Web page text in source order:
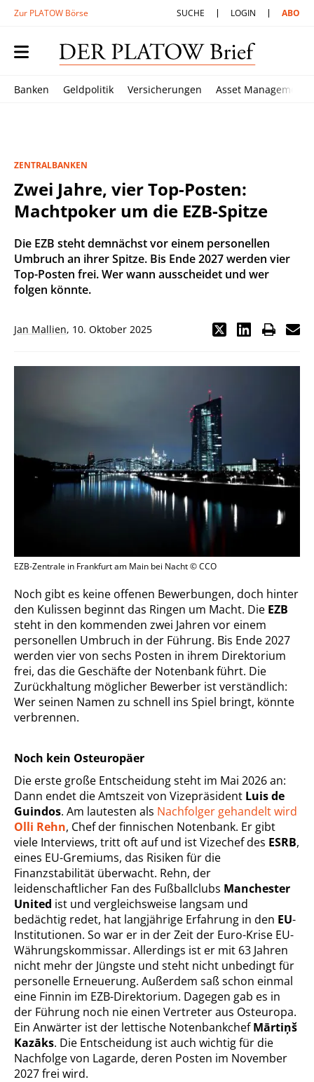
Zur PLATOW Börse SUCHE LOGIN ABO
Banken Geldpolitik Versicherungen Asset Management
ZENTRALBANKEN
Zwei Jahre, vier Top-Posten:
Machtpoker um die EZB-Spitze
Die EZB steht demnächst vor einem personellen
Umbruch an ihrer Spitze. Bis Ende 2027 werden vier
Top-Posten frei. Wer wann ausscheidet und wer
folgen könnte.
Jan Mallien, 10. Oktober 2025
EZB-Zentrale in Frankfurt am Main bei Nacht © CCO
Noch gibt es keine offenen Bewerbungen, doch hinter
den Kulissen beginnt das Ringen um Macht. Die EZB
steht in den kommenden zwei Jahren vor einem
personellen Umbruch in der Führung. Bis Ende 2027
werden vier von sechs Posten in ihrem Direktorium
frei, das die Geschäfte der Notenbank führt. Die
Zurückhaltung möglicher Bewerber ist verständlich:
Wer seinen Namen zu schnell ins Spiel bringt, könnte
verbrennen.
Noch kein Osteuropäer
Die erste große Entscheidung steht im Mai 2026 an:
Dann endet die Amtszeit von Vizepräsident Luis de
Guindos. Am lautesten als Nachfolger gehandelt wird
Olli Rehn, Chef der finnischen Notenbank. Er gibt
viele Interviews, tritt oft auf und ist Vizechef des ESRB,
eines EU-Gremiums, das Risiken für die
Finanzstabilität überwacht. Rehn, der
leidenschaftlicher Fan des Fußballclubs Manchester
United ist und vergleichsweise langsam und
bedächtig redet, hat langjährige Erfahrung in den EU-
Institutionen. So war er in der Zeit der Euro-Krise EU-
Währungskommissar. Allerdings ist er mit 63 Jahren
nicht mehr der Jüngste und steht nicht unbedingt für
personelle Erneuerung. Außerdem saß schon einmal
eine Finnin im EZB-Direktorium. Dagegen gab es in
der Führung noch nie einen Vertreter aus Osteuropa.
Ein Anwärter ist der lettische NotenbankchefMārtiņš
Kazāks. Die Entscheidung ist auch wichtig für die
Nachfolge von Lagarde, deren Posten im November
2027 frei wird.